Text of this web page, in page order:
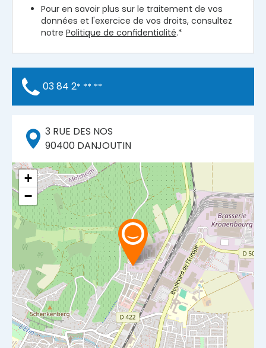
Pour en savoir plus sur le traitement de vos
données et l'exercice de vos droits, consultez
notre Politique de confidentialité.*
03 84 2* ** **
3 RUE DES NOS
90400 DANJOUTIN
+
−